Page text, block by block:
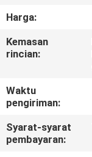
KONTROL
KUALITAS
KAMI
BERITA
Harga:
Kemasan
rincian:
Waktu
pengiriman:
Syarat-syarat
pembayaran: